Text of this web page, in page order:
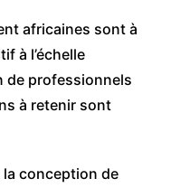
africaines sont à
à l’échelle
de professionnels
à retenir sont
conception de